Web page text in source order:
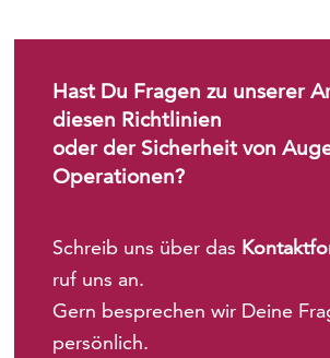
Hast Du Fragen zu unserer
diesen Richtlinien
oder der Sicherheit von
Operationen?
Schreib uns über das
ruf uns an.
Gern besprechen wir Deine
persönlich.